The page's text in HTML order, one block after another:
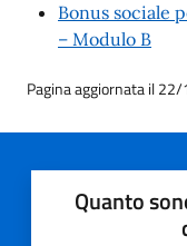
Bonus sociale
– Modulo B
Pagina aggiornata il
Quanto